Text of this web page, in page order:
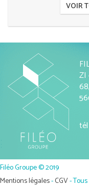
VOIR
ZI
Filéo Groupe © 2019
Mentions légales-CGV-